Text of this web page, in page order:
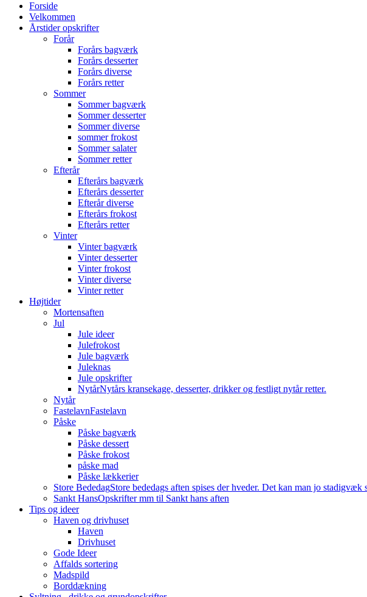
Menu
Forside
Velkommen
Årstider opskrifter
Forår
Forårs bagværk
Forårs desserter
Forårs diverse
Forårs retter
Sommer
Sommer bagværk
Sommer desserter
Sommer diverse
sommer frokost
Sommer salater
Sommer retter
Efterår
Efterårs bagværk
Efterårs desserter
Efterår diverse
Efterårs frokost
Efterårs retter
Vinter
Vinter bagværk
Vinter desserter
Vinter frokost
Vinter diverse
Vinter retter
Højtider
Mortensaften
Jul
Jule ideer
Julefrokost
Jule bagværk
Juleknas
Jule opskrifter
NytårNytårs kransekage, desserter, drikker og festligt nytår retter.
Nytår
FastelavnFastelavn
Påske
Påske bagværk
Påske dessert
Påske frokost
påske mad
Påske lækkerier
Store BededagStore bededags aften spises der hveder. Det kan man jo
Sankt HansOpskrifter mm til Sankt hans aften
Tips og ideer
Haven og drivhuset
Haven
Drivhuset
Gode Ideer
Affalds sortering
Madspild
Borddækning